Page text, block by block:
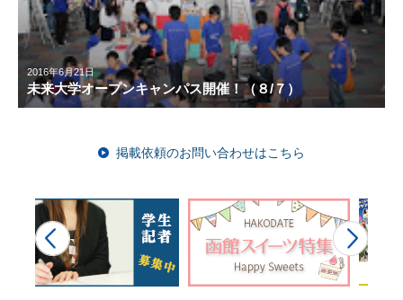
2016年6月21日
未来大学オープンキャンパス開催！（８/７）
掲載依頼のお問い合わせはこちら